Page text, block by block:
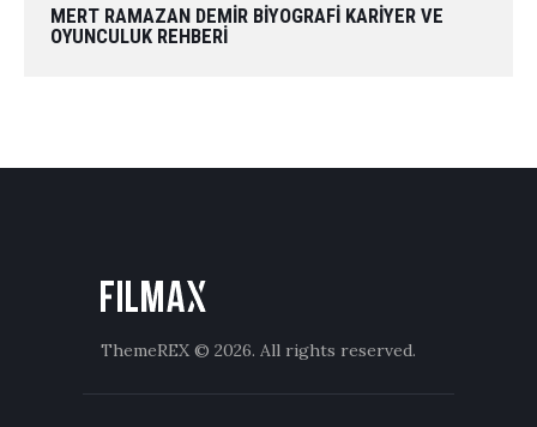
MERT RAMAZAN DEMIR BIYOGRAFI KARIYER VE
OYUNCULUK REHBERI
ThemeREX © 2026. All rights reserved.